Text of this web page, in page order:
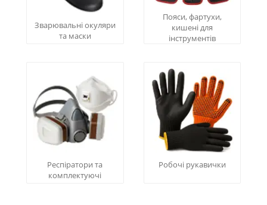
Зварювальні окуляри
та маски
Пояси, фартухи,
кишені для
інструментів
Респіратори та
комплектуючі
Робочі рукавички